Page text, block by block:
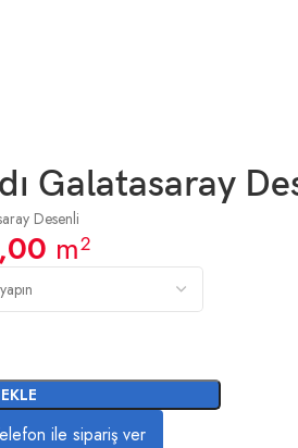
Galatasaray
Desenli
m²
ile sipariş ver